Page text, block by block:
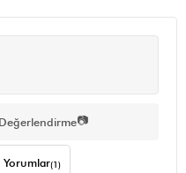
Değerlendirme📷
Yorumlar(1)